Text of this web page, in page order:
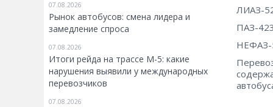
07.08.2026
Рынок автобусов: смена лидера и
замедление спроса
07.08.2026
Итоги рейда на трассе М-5: какие
нарушения выявили у международных
перевозчиков
07.08.2026
ЛИАЗ-
ПАЗ-